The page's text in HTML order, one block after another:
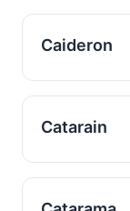
Caideron
Catarain